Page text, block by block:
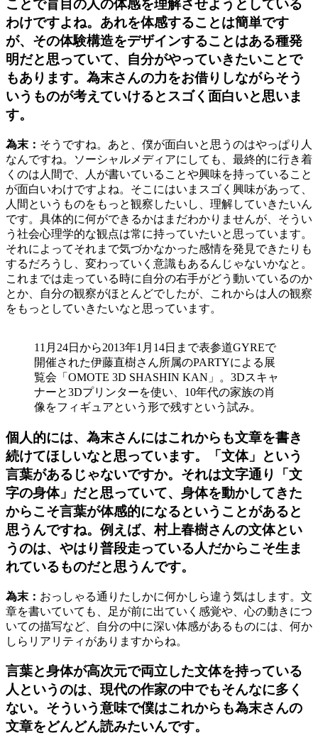
ことで盲目の人の体感を理解させようとしている
わけですよね。あれを体感することは簡単です
が、その体験構造をデザインすることはある種発
明だと思っていて、自分がやっていきたいことで
もあります。為末さんの力をお借りしながらそう
いうものが考えていけるとスゴく面白いと思いま
す。
為末： そうですね。あと、僕が面白いと思うのはやっぱり人
なんですね。ソーシャルメディアにしても、最終的に行き着
くのは人間で、人が書いていることや興味を持っていること
が面白いわけですよね。そこにはいまスゴく興味があって、
人間というものをもっと観察したいし、理解していきたいん
です。具体的に何ができるかはまだわかりませんが、そうい
う社会心理学的な観点は常に持っていたいと思っています。
それによってそれまで気づかなかった感情を発見できたりも
するだろうし、変わっていく意識もあるんじゃないかなと。
これまでは走っている時に自分の右手がどう動いているのか
とか、自分の観察がほとんどでしたが、これからは人の観察
をもっとしていきたいなと思っています。
11月24日から2013年1月14日まで表参道GYREで
開催された伊藤直樹さん所属のPARTYによる展
覧会「OMOTE 3D SHASHIN KAN」。3Dスキャ
ナーと3Dプリンターを使い、10年代の家族の肖
像をフィギュアという形で残すという試み。
個人的には、為末さんにはこれからも文章を書き
続けてほしいなと思っています。「文体」という
言葉があるじゃないですか。それは文字通り「文
字の身体」だと思っていて、身体を動かしてきた
からこそ言葉が体感的になるということがあると
思うんですね。例えば、村上春樹さんの文体とい
うのは、やはり普段走っている人だからこそ生ま
れているものだと思うんです。
為末： おっしゃる通りたしかに何かしら違う気はします。文
章を書いていても、足が前に出ていく感覚や、心の動きにつ
いての描写など、自分の中に深い体感があるものには、何か
しらリアリティがありますからね。
言葉と身体が高次元で両立した文体を持っている
人というのは、現代の作家の中でもそんなに多く
ない。そういう意味で僕はこれからも為末さんの
文章をどんどん読みたいんです。